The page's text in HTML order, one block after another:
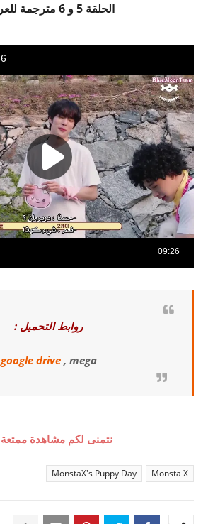
الحلقة 5 و 6 مترجمة للعربية
روابط التحميل :
google drive, mega
نتمنى لكم مشاهدة ممتعة
Monsta X
MonstaX's Puppy Day